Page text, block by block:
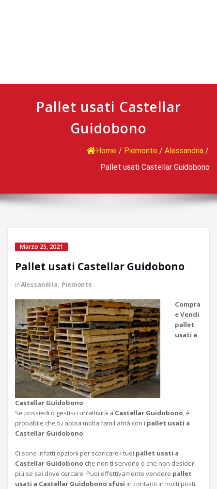
Pallet usati Castellar
Guidobono
Home / Piemonte / Alessandria /
Pallet usati Castellar Guidobono
Marzo 25, 2021
Pallet usati Castellar Guidobono
inAlessandria, Piemonte
Compra
e Vendi
pallet
usati a
Castellar Guidobono
Se possiedi o gestisci un’attività a Castellar Guidobono, è
probabile che tu abbia molta familiarità con i pallet usati a
Castellar Guidobono.
Ci sono infatti opzioni per scaricare i tuoi pallet usati a
Castellar Guidobono che non ti servono o che non desideri
più se sai dove cercare. Puoi effettivamente vendere pallet
usati a Castellar Guidobono sfusi in contanti in molti posti.